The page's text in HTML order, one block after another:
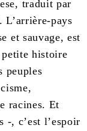
traduit par
pays
et sauvage, est
histoire
peuples
racines. Et
-, c’est l’espoir